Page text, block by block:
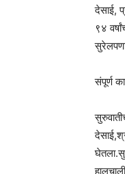
देसाई,
९४
संपूर्ण